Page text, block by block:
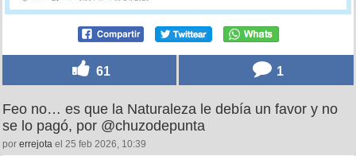
61 1
Feo no… es que la Naturaleza le debía un favor y no
se lo pagó, por @chuzodepunta
por errejota el 25 feb 2026, 10:39